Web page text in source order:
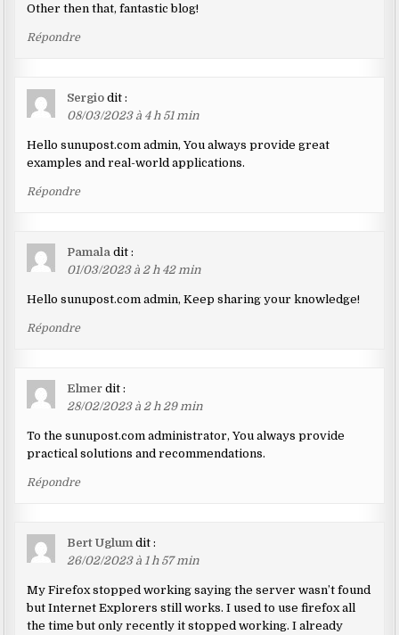
Other then that, fantastic blog!
Répondre
Sergio dit :
08/03/2023 à 4 h 51 min
Hello sunupost.com admin, You always provide great
examples and real-world applications.
Répondre
Pamala dit :
01/03/2023 à 2 h 42 min
Hello sunupost.com admin, Keep sharing your knowledge!
Répondre
Elmer dit :
28/02/2023 à 2 h 29 min
To the sunupost.com administrator, You always provide
practical solutions and recommendations.
Répondre
Bert Uglum dit :
26/02/2023 à 1 h 57 min
My Firefox stopped working saying the server wasn’t found
but Internet Explorers still works. I used to use firefox all
the time but only recently it stopped working. I already